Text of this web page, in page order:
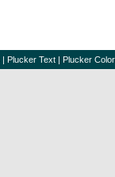
| Plucker Text | Plucker Color